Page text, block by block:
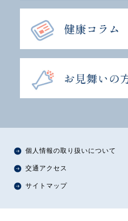
個人情報の取り扱いについて
交通アクセス
サイトマップ